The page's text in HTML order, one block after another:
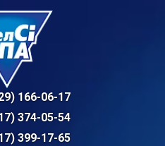
166-06-17 - техническая
374-05-54 - общий отдел,
399-17-65